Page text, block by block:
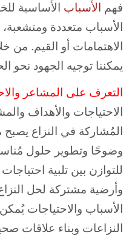
فهم الأسباب الأساسية
الأسباب متعددة
الاهتمامات أو القيم. من
يمكننا توجيه الجهود نحو
التعرف على المشاعر
الاحتياجات والأهداف
المُشاركة في النزاع يصبح
وضوحًا وتطوير حلول
للتوازن بين تلبية
وأرضية مشتركة لحل
الأسباب والاحتياجات
النزاعات وبناء علاقات